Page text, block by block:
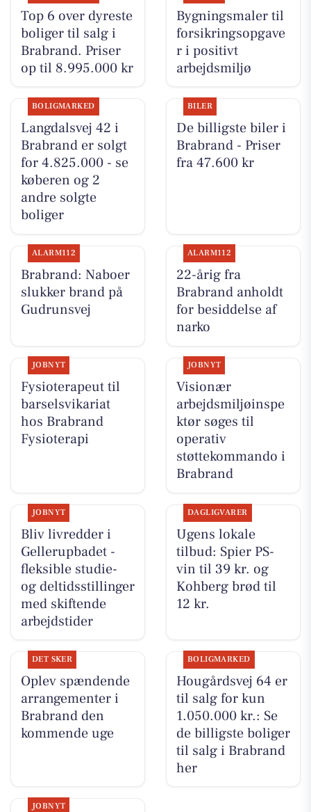
Top 6 over dyreste
boliger til salg i
Brabrand. Priser
op til 8.995.000 kr
Bygningsmaler til
forsikringsopgave
r i positivt
arbejdsmiljø
BOLIGMARKED
Langdalsvej 42 i
Brabrand er solgt
for 4.825.000 - se
køberen og 2
andre solgte
boliger
BILER
De billigste biler i
Brabrand - Priser
fra 47.600 kr
ALARM112
Brabrand: Naboer
slukker brand på
Gudrunsvej
ALARM112
22-årig fra
Brabrand anholdt
for besiddelse af
narko
JOBNYT
Fysioterapeut til
barselsvikariat
hos Brabrand
Fysioterapi
JOBNYT
Visionær
arbejdsmiljøinspe
ktør søges til
operativ
støttekommando i
Brabrand
JOBNYT
Bliv livredder i
Gellerupbadet -
fleksible studie-
og deltidsstillinger
med skiftende
arbejdstider
DAGLIGVARER
Ugens lokale
tilbud: Spier PS-
vin til 39 kr. og
Kohberg brød til
12 kr.
DET SKER
Oplev spændende
arrangementer i
Brabrand den
kommende uge
BOLIGMARKED
Hougårdsvej 64 er
til salg for kun
1.050.000 kr.: Se
de billigste boliger
til salg i Brabrand
her
JOBNYT